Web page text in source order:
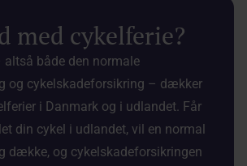
med cykelferie?
altså både den normale
og cykelskadeforsikring – dækker
i Danmark og i udlandet. Får
din cykel i udlandet, vil en normal
dække, og cykelskadeforsikringen